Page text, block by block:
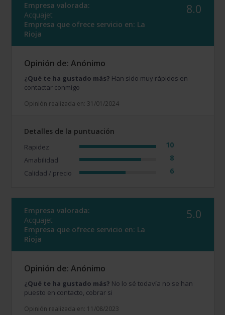
Empresa valorada:
Acquajet
Empresa que ofrece servicio en: La
Rioja
8.0
Opinión de: Anónimo
¿Qué te ha gustado más? Han sido muy rápidos en
contactar conmigo
Opinión realizada en: 31/01/2024
Detalles de la puntuación
Rapidez 10
Amabilidad 8
Calidad / precio 6
Empresa valorada:
Acquajet
Empresa que ofrece servicio en: La
Rioja
5.0
Opinión de: Anónimo
¿Qué te ha gustado más? No lo sé todavía no se han
puesto en contacto, cobrar si
Opinión realizada en: 11/08/2023